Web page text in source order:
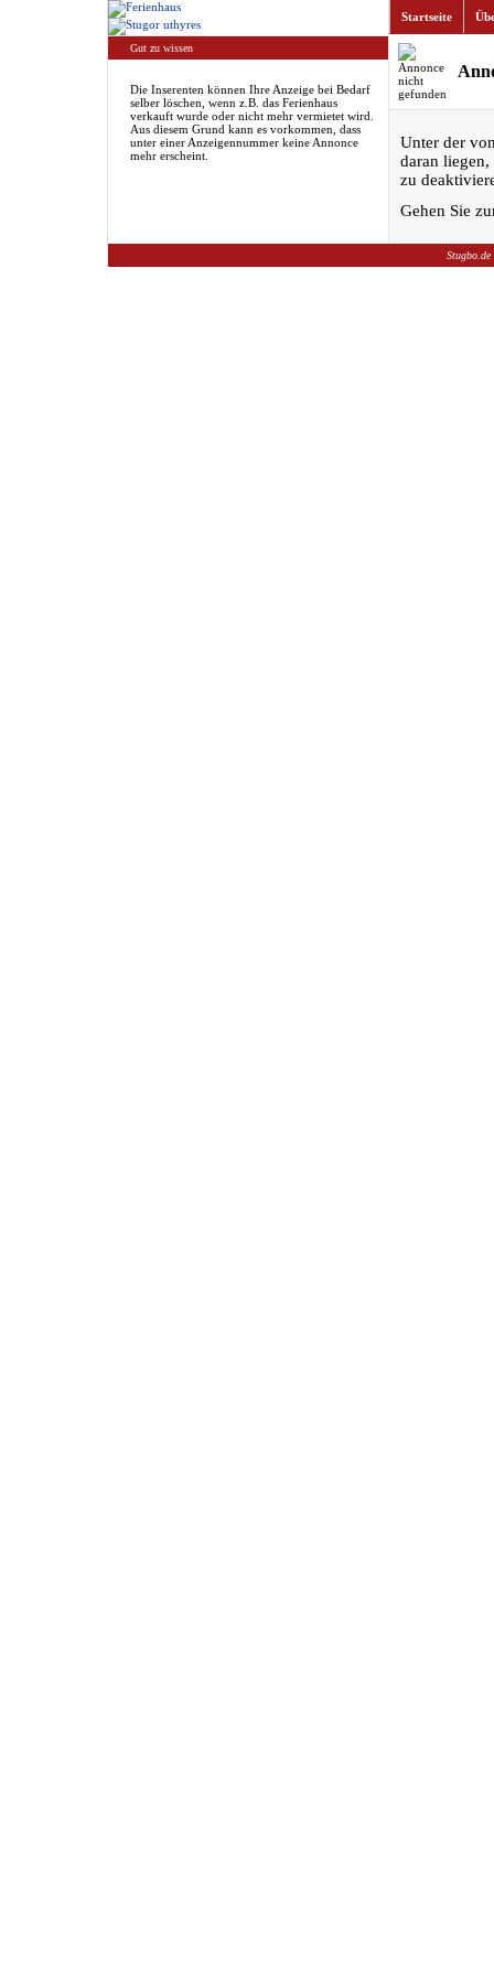
Gut zu wissen
Die Inserenten können Ihre Anzeige bei Bedarf
selber löschen, wenn z.B. das Ferienhaus
verkauft wurde oder nicht mehr vermietet wird.
Aus diesem Grund kann es vorkommen, dass
unter einer Anzeigennummer keine Annonce
mehr erscheint.
Startseite
Unter der
daran liegen,
zu
Gehen Sie